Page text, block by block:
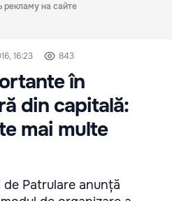
рекламу на сайте
16:23 843
în
din capitală:
mai multe
Patrulare anunță